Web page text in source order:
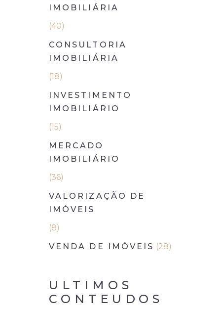
IMOBILIÁRIA
(40)
CONSULTORIA
IMOBILIÁRIA
(18)
INVESTIMENTO
IMOBILIÁRIO
(15)
MERCADO
IMOBILIÁRIO
(36)
VALORIZAÇÃO DE
IMÓVEIS
(8)
VENDA DE IMÓVEIS (28)
ULTIMOS
CONTEUDOS